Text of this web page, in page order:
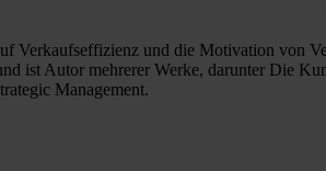
Verkaufseffizienz und die Motivation von
ist Autor mehrerer Werke, darunter Die
Management.